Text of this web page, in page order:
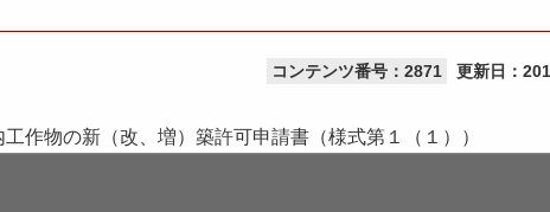
コンテンツ番号：2871 更新日：
作物の新（改、増）築許可申請書（様式第１（１））